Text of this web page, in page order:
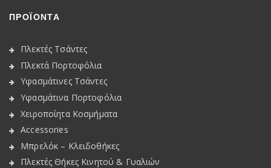
ΠΡΟΪΟΝΤΑ
Πλεκτές Τσάντες
Πλεκτά Πορτοφόλια
Υφασμάτινες Τσάντες
Υφασμάτινα Πορτοφόλια
Χειροποίητα Κοσμήματα
Accessories
Μπρελόκ – Κλειδοθήκες
Πλεκτές Θήκες Κινητού & Γυαλιών